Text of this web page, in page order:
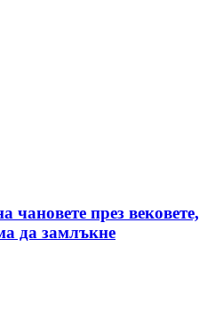
чановете през вековете,
да замлъкне